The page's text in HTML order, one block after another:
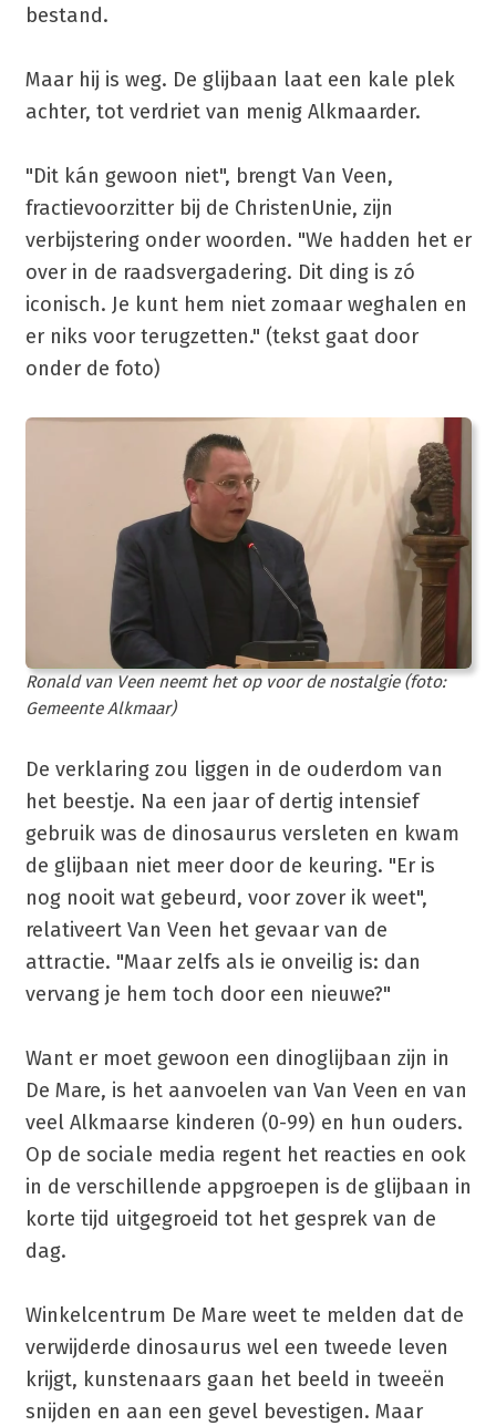
bestand.
Maar hij is weg. De glijbaan laat een kale plek
achter, tot verdriet van menig Alkmaarder.
"Dit kán gewoon niet", brengt Van Veen,
fractievoorzitter bij de ChristenUnie, zijn
verbijstering onder woorden. "We hadden het er
over in de raadsvergadering. Dit ding is zó
iconisch. Je kunt hem niet zomaar weghalen en
er niks voor terugzetten." (tekst gaat door
onder de foto)
Ronald van Veen neemt het op voor de nostalgie (foto:
Gemeente Alkmaar)
De verklaring zou liggen in de ouderdom van
het beestje. Na een jaar of dertig intensief
gebruik was de dinosaurus versleten en kwam
de glijbaan niet meer door de keuring. "Er is
nog nooit wat gebeurd, voor zover ik weet",
relativeert Van Veen het gevaar van de
attractie. "Maar zelfs als ie onveilig is: dan
vervang je hem toch door een nieuwe?"
Want er moet gewoon een dinoglijbaan zijn in
De Mare, is het aanvoelen van Van Veen en van
veel Alkmaarse kinderen (0-99) en hun ouders.
Op de sociale media regent het reacties en ook
in de verschillende appgroepen is de glijbaan in
korte tijd uitgegroeid tot het gesprek van de
dag.
Winkelcentrum De Mare weet te melden dat de
verwijderde dinosaurus wel een tweede leven
krijgt, kunstenaars gaan het beeld in tweeën
snijden en aan een gevel bevestigen. Maar